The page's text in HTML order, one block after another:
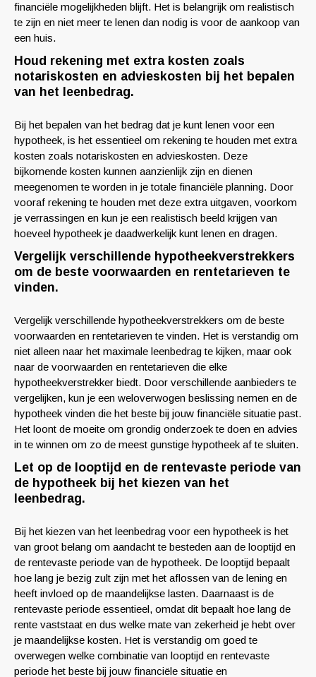
financiële mogelijkheden blijft. Het is belangrijk om realistisch
te zijn en niet meer te lenen dan nodig is voor de aankoop van
een huis.
Houd rekening met extra kosten zoals
notariskosten en advieskosten bij het bepalen
van het leenbedrag.
Bij het bepalen van het bedrag dat je kunt lenen voor een
hypotheek, is het essentieel om rekening te houden met extra
kosten zoals notariskosten en advieskosten. Deze
bijkomende kosten kunnen aanzienlijk zijn en dienen
meegenomen te worden in je totale financiële planning. Door
vooraf rekening te houden met deze extra uitgaven, voorkom
je verrassingen en kun je een realistisch beeld krijgen van
hoeveel hypotheek je daadwerkelijk kunt lenen en dragen.
Vergelijk verschillende hypotheekverstrekkers
om de beste voorwaarden en rentetarieven te
vinden.
Vergelijk verschillende hypotheekverstrekkers om de beste
voorwaarden en rentetarieven te vinden. Het is verstandig om
niet alleen naar het maximale leenbedrag te kijken, maar ook
naar de voorwaarden en rentetarieven die elke
hypotheekverstrekker biedt. Door verschillende aanbieders te
vergelijken, kun je een weloverwogen beslissing nemen en de
hypotheek vinden die het beste bij jouw financiële situatie past.
Het loont de moeite om grondig onderzoek te doen en advies
in te winnen om zo de meest gunstige hypotheek af te sluiten.
Let op de looptijd en de rentevaste periode van
de hypotheek bij het kiezen van het
leenbedrag.
Bij het kiezen van het leenbedrag voor een hypotheek is het
van groot belang om aandacht te besteden aan de looptijd en
de rentevaste periode van de hypotheek. De looptijd bepaalt
hoe lang je bezig zult zijn met het aflossen van de lening en
heeft invloed op de maandelijkse lasten. Daarnaast is de
rentevaste periode essentieel, omdat dit bepaalt hoe lang de
rente vaststaat en dus welke mate van zekerheid je hebt over
je maandelijkse kosten. Het is verstandig om goed te
overwegen welke combinatie van looptijd en rentevaste
periode het beste bij jouw financiële situatie en